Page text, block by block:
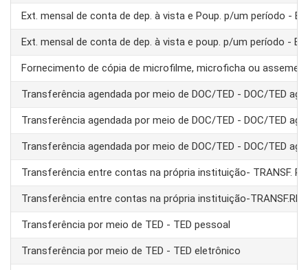
Ext. mensal de conta de dep. à vista e Poup. p/um período -
Ext. mensal de conta de dep. à vista e poup. p/um período -
Fornecimento de cópia de microfilme, microficha ou
Transferência agendada por meio de DOC/TED - DOC/TED
Transferência agendada por meio de DOC/TED - DOC/TED
Transferência agendada por meio de DOC/TED - DOC/TED
Transferência entre contas na própria instituição- TRANSF.
Transferência entre contas na própria instituição-
Transferência por meio de TED - TED pessoal
Transferência por meio de TED - TED eletrônico